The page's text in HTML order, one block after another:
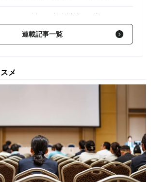
が解説】2024/12/20
減、土地を返してくれないか？…所有地をタ
オーナーが「サブリース契約更新解除」を
連載記事一覧
メ